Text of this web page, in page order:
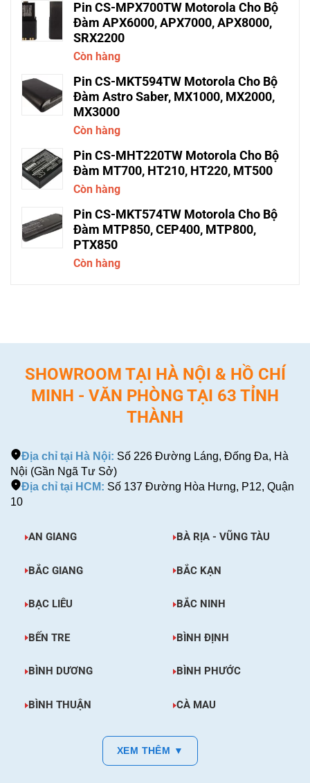
Pin CS-MPX700TW Motorola Cho Bộ
Đàm APX6000, APX7000, APX8000,
SRX2200
Còn hàng
Pin CS-MKT594TW Motorola Cho Bộ
Đàm Astro Saber, MX1000, MX2000,
MX3000
Còn hàng
Pin CS-MHT220TW Motorola Cho Bộ
Đàm MT700, HT210, HT220, MT500
Còn hàng
Pin CS-MKT574TW Motorola Cho Bộ
Đàm MTP850, CEP400, MTP800,
PTX850
Còn hàng
SHOWROOM TẠI HÀ NỘI & HỒ CHÍ
MINH - VĂN PHÒNG TẠI 63 TỈNH
THÀNH
Địa chỉ tại Hà Nội: Số 226 Đường Láng, Đống Đa, Hà
Nội (Gần Ngã Tư Sở)
Địa chỉ tại HCM: Số 137 Đường Hòa Hưng, P12, Quận
10
AN GIANG BÀ RỊA - VŨNG TÀU
BẮC GIANG BẮC KẠN
BẠC LIÊU BẮC NINH
BẾN TRE BÌNH ĐỊNH
BÌNH DƯƠNG BÌNH PHƯỚC
BÌNH THUẬN CÀ MAU
XEM THÊM ▼